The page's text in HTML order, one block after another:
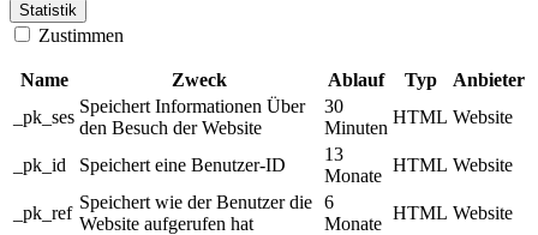
Statistik
Zustimmen
Name Zweck Ablauf Typ
Anbieter
_pk_ses
Speichert Informationen Über
den Besuch der Website
30
Minuten
HTML Website
_pk_id Speichert eine Benutzer-ID
13
Monate
HTML Website
_pk_ref
Speichert wie der Benutzer die
Website aufgerufen hat
6
Monate
HTML Website